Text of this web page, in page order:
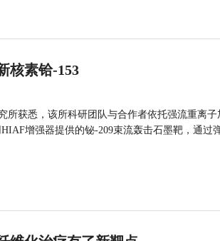
核素铪-153
所获悉，该所科研团队与合作者依托强流重离
增强器提供的铋-209束流轰击石墨靶，通过